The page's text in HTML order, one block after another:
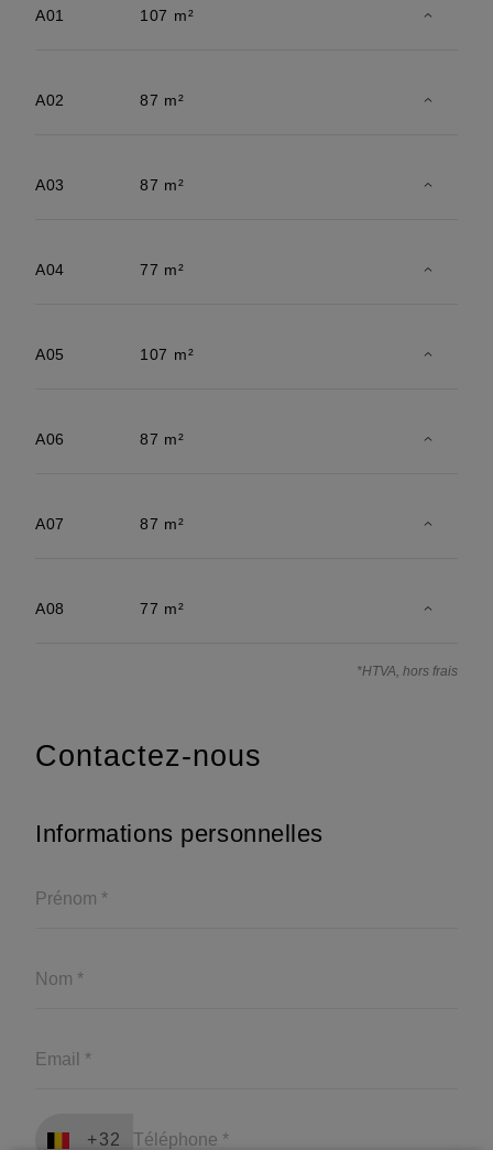
A01 107 m²
A02 87 m²
A03 87 m²
A04 77 m²
A05 107 m²
A06 87 m²
A07 87 m²
A08 77 m²
*HTVA, hors frais
Contactez-nous
Informations personnelles
+32